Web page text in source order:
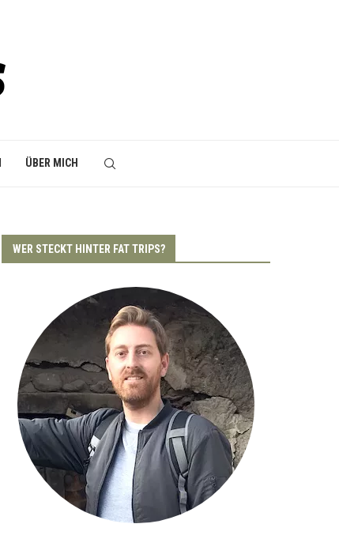
ÜBER MICH
WER STECKT HINTER FAT TRIPS?